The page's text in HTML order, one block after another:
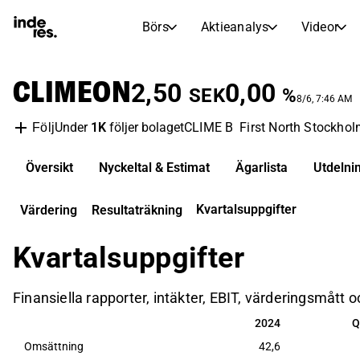
Börs Aktieanalys Videor
Börs
Börskalender
Utdelningskalender
Aktieanalys
Portfölj
inderesTV
Transkriptioner
Aktiejämförelse
Earnings Season
CLIMEON2,50 SEK0,00 %8/6, 7:46 AM
FöljUnder 1K följer bolagetCLIME B First North
Översikt Nyckeltal & Estimat Ägarlista
Värdering Resultaträkning Kvartalsuppgifter
Kvartalsuppgifter
Finansiella rapporter, intäkter, EBIT, värderingsmått
2024
2024
Omsättning
42,6